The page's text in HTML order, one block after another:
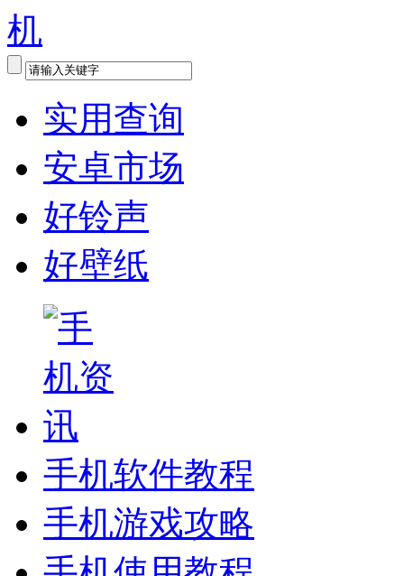
实用查询
安卓市场
好铃声
好壁纸
手机软件教程
手机游戏攻略